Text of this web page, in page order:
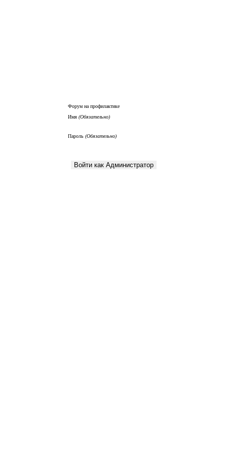
Форум на профилактике
Имя (Обязательно)
Пароль (Обязательно)